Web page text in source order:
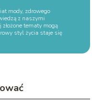
mody, zdrowego
z naszymi
tematy mogą
styl życia staje się